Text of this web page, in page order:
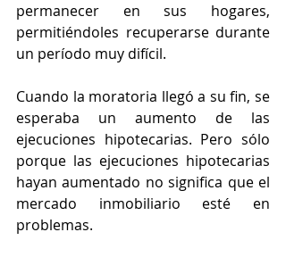
permanecer en sus hogares,
permitiéndoles recuperarse durante
un período muy difícil.
Cuando la moratoria llegó a su fin, se
esperaba un aumento de las
ejecuciones hipotecarias. Pero sólo
porque las ejecuciones hipotecarias
hayan aumentado no significa que el
mercado inmobiliario esté en
problemas.